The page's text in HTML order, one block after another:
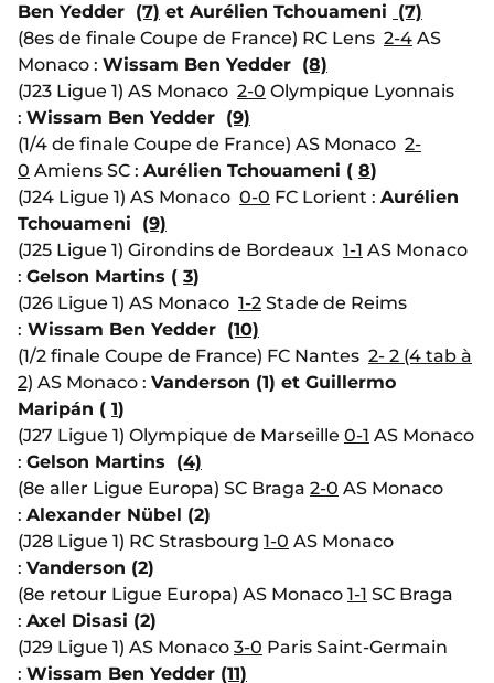
Ben Yedder (7) et Aurélien Tchouameni
(7)
(8es de finale Coupe de France) RC Lens 2-4 AS
Monaco : Wissam Ben Yedder (8)
(J23 Ligue 1) AS Monaco 2-0 Olympique Lyonnais
: Wissam Ben Yedder (9)
(1/4 de finale Coupe de France) AS Monaco 2-
0 Amiens SC : Aurélien Tchouameni ( 8)
(J24 Ligue 1) AS Monaco 0-0 FC Lorient : Aurélien
Tchouameni (9)
(J25 Ligue 1) Girondins de Bordeaux 1-1 AS Monaco
: Gelson Martins ( 3)
(J26 Ligue 1) AS Monaco 1-2 Stade de Reims
: Wissam Ben Yedder (10)
(1/2 finale Coupe de France) FC Nantes 2- 2 (4 tab à
2) AS Monaco : Vanderson (1) et Guillermo
Maripán ( 1)
(J27 Ligue 1) Olympique de Marseille 0-1 AS Monaco
: Gelson Martins (4)
(8e aller Ligue Europa) SC Braga 2-0 AS Monaco
: Alexander Nübel (2)
(J28 Ligue 1) RC Strasbourg 1-0 AS Monaco
: Vanderson (2)
(8e retour Ligue Europa) AS Monaco 1-1 SC Braga
: Axel Disasi (2)
(J29 Ligue 1) AS Monaco 3-0 Paris Saint-Germain
: Wissam Ben Yedder (11)